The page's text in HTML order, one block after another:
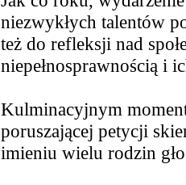
niezwykłych talentów
też do refleksji nad
niepełnosprawnością i
Kulminacyjnym
poruszającej petycji
imieniu wielu rodzin